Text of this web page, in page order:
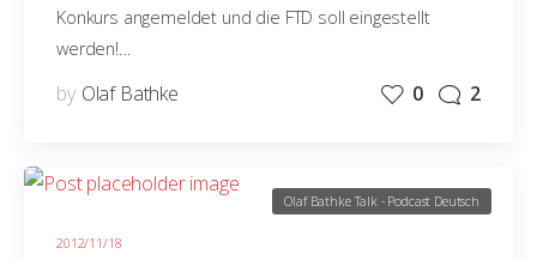
Konkurs angemeldet und die FTD soll eingestellt
werden!…
by Olaf Bathke 0 2
2012/11/18
Olaf Bathke Talk - Podcast Deutsch